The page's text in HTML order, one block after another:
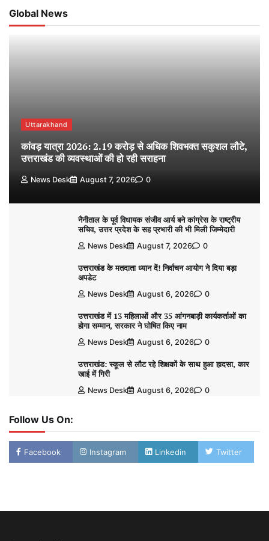
Global News
Uttarakhand
कांवड़ यात्रा 2026: 2.19 करोड़ से अधिक शिवभक्त सकुशल लौटे,
उत्तराखंड की व्यवस्थाओं की हो रही सराहना
News Desk August 7, 2026 0
नैनीताल के पूर्व विधायक संजीव आर्य बने कांग्रेस के राष्ट्रीय
सचिव, उत्तर प्रदेश के सह प्रभारी की भी मिली जिम्मेदारी
News Desk August 7, 2026 0
उत्तराखंड के मतदाता ध्यान दें! निर्वाचन आयोग ने दिया बड़ा
अपडेट
News Desk August 6, 2026 0
उत्तराखंड में 13 महिलाओं और 35 आंगनबाड़ी कार्यकर्ताओं का
होगा सम्मान, सरकार ने घोषित किए नाम
News Desk August 6, 2026 0
उत्तराखंड: स्कूल से लौट रहे शिक्षकों के साथ हुआ हादसा, कार
खाई में गिरी
News Desk August 6, 2026 0
Follow Us On:
Facebook Instagram Linkedin Twitter